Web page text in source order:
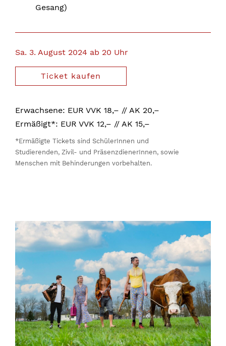
Gesang)
Sa. 3. August 2024 ab 20 Uhr
Ticket kaufen
Erwachsene: EUR VVK 18,– // AK 20,–
Ermäßigt*: EUR VVK 12,– // AK 15,–
*Ermäßigte Tickets sind SchülerInnen und
Studierenden, Zivil- und PräsenzdienerInnen, sowie
Menschen mit Behinderungen vorbehalten.